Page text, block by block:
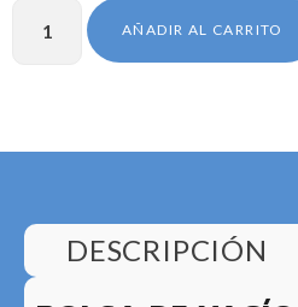
AÑADIR AL CARRITO
DESCRIPCIÓN